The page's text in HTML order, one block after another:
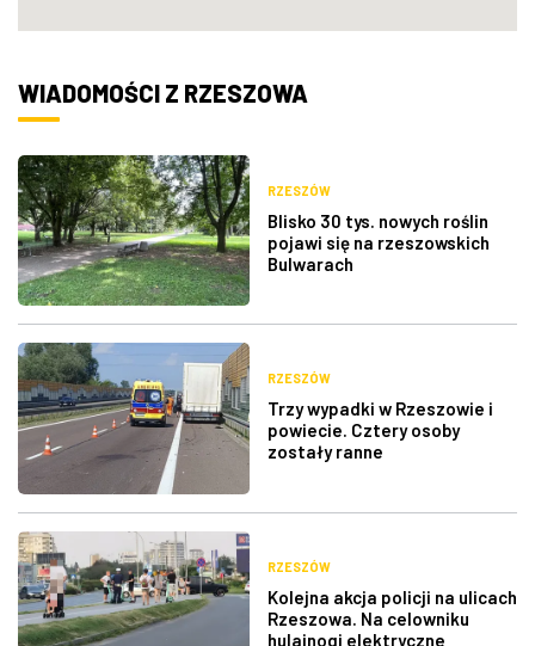
WIADOMOŚCI Z RZESZOWA
RZESZÓW
Blisko 30 tys. nowych roślin
pojawi się na rzeszowskich
Bulwarach
RZESZÓW
Trzy wypadki w Rzeszowie i
powiecie. Cztery osoby
zostały ranne
RZESZÓW
Kolejna akcja policji na ulicach
Rzeszowa. Na celowniku
hulajnogi elektryczne